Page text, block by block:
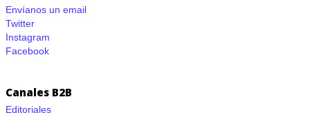
Envíanos un email
Twitter
Instagram
Facebook
Canales B2B
Editoriales